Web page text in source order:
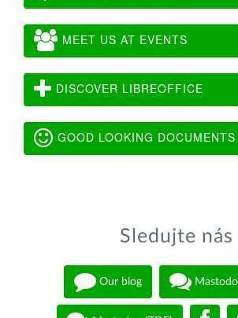
MEET US AT EVENTS
DISCOVER LIBREOFFICE
GOOD LOOKING DOCUMENTS
Sledujte nás
Our blog